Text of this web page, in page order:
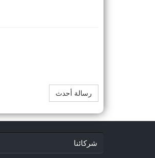
رسالة أحدث
شركائنا